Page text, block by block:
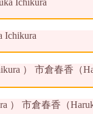
Ichikura
Ichikura
市倉春香（
市倉春香（